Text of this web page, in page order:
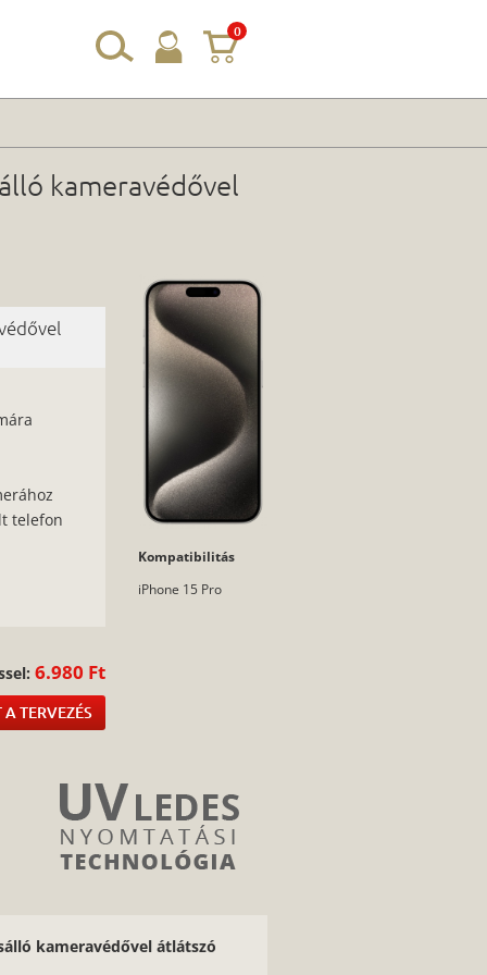
0
kameravédővel
telefon
6.980 Ft
TERVEZÉS
Kompatibilitás
iPhone 15 Pro
kameravédővel átlátszó